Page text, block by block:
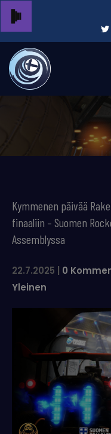
Kymmenen päivää
finaaliin – Suomen
Assemblyssa
22.7.2025 0
Yleinen